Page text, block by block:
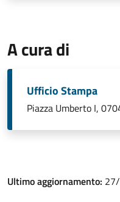
A cura di
Ufficio Stampa
Piazza Umberto I,
Ultimo aggiornamento: